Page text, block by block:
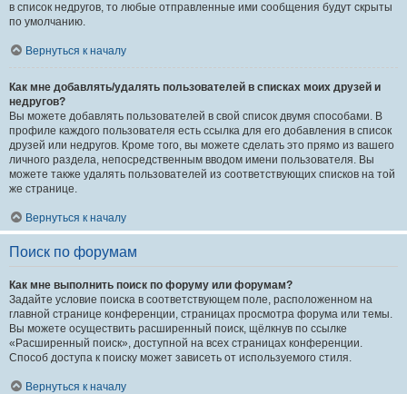
в список недругов, то любые отправленные ими сообщения будут скрыты
по умолчанию.
Вернуться к началу
Как мне добавлять/удалять пользователей в списках моих друзей и
недругов?
Вы можете добавлять пользователей в свой список двумя способами. В
профиле каждого пользователя есть ссылка для его добавления в список
друзей или недругов. Кроме того, вы можете сделать это прямо из вашего
личного раздела, непосредственным вводом имени пользователя. Вы
можете также удалять пользователей из соответствующих списков на той
же странице.
Вернуться к началу
Поиск по форумам
Как мне выполнить поиск по форуму или форумам?
Задайте условие поиска в соответствующем поле, расположенном на
главной странице конференции, страницах просмотра форума или темы.
Вы можете осуществить расширенный поиск, щёлкнув по ссылке
«Расширенный поиск», доступной на всех страницах конференции.
Способ доступа к поиску может зависеть от используемого стиля.
Вернуться к началу